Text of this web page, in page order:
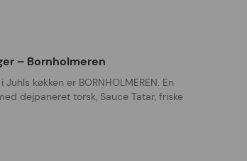
– Bornholmeren
køkken er BORNHOLMEREN. En
dejpaneret torsk, Sauce Tatar, friske